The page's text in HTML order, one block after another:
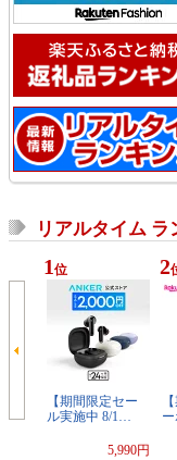
リアルタイム ラ
1 位
【期間限定セー
ル実施中 8/1…
5,990円
2